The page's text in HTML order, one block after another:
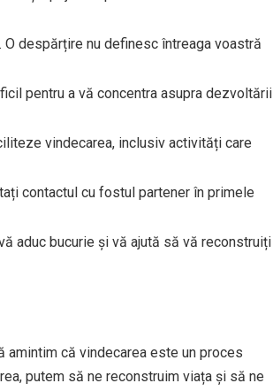
despărțire nu definesc întreaga voastră
pentru a vă concentra asupra dezvoltării
vindecarea, inclusiv activități care
contactul cu fostul partener în primele
aduc bucurie și vă ajută să vă reconstruiți
că vindecarea este un proces
putem să ne reconstruim viața și să ne